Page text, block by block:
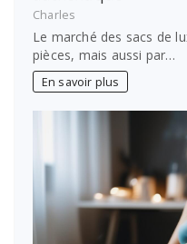
Charles
Le marché des sacs de
pièces, mais aussi par…
En savoir plus